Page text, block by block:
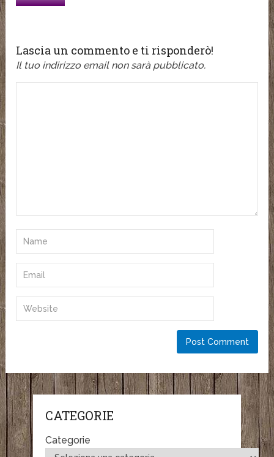
Lascia un commento e ti risponderò!
Il tuo indirizzo email non sarà pubblicato.
CATEGORIE
Categorie